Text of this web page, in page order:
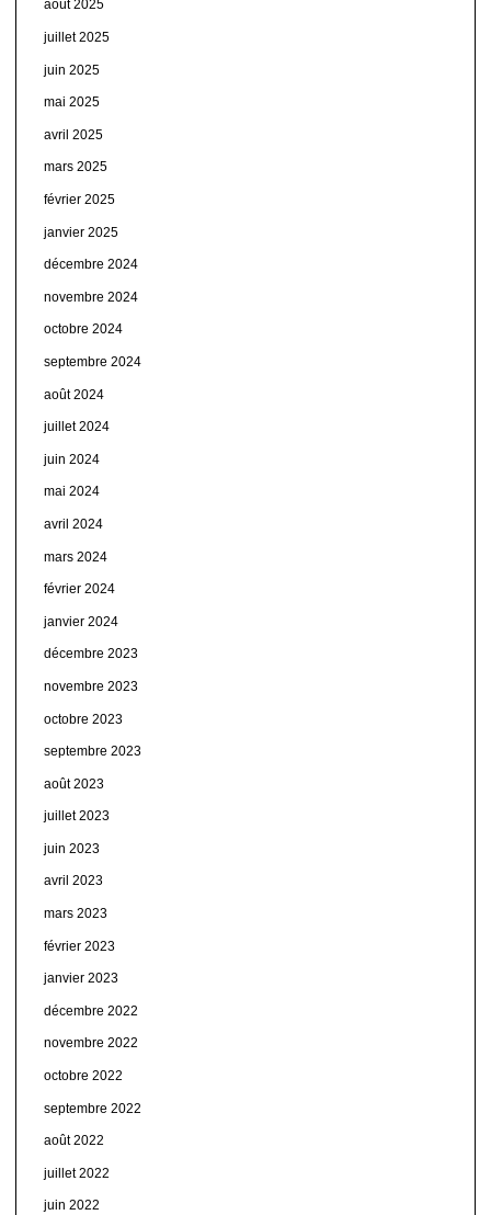
août 2025
juillet 2025
juin 2025
mai 2025
avril 2025
mars 2025
février 2025
janvier 2025
décembre 2024
novembre 2024
octobre 2024
septembre 2024
août 2024
juillet 2024
juin 2024
mai 2024
avril 2024
mars 2024
février 2024
janvier 2024
décembre 2023
novembre 2023
octobre 2023
septembre 2023
août 2023
juillet 2023
juin 2023
avril 2023
mars 2023
février 2023
janvier 2023
décembre 2022
novembre 2022
octobre 2022
septembre 2022
août 2022
juillet 2022
juin 2022